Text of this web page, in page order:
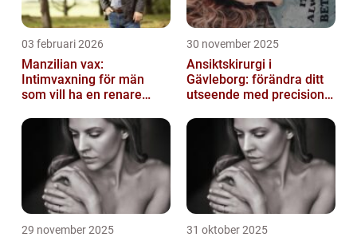
03 februari 2026
Manzilian vax:
Intimvaxning för män
som vill ha en renare
30 november 2025
Ansiktskirurgi i
Gävleborg: förändra ditt
utseende med precision
29 november 2025 31 oktober 2025